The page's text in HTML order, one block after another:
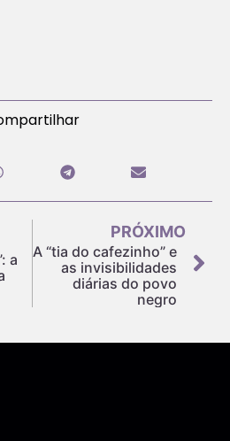
a
PRÓXIMO
A “tia do cafezinho” e
as invisibilidades
diárias do povo
negro